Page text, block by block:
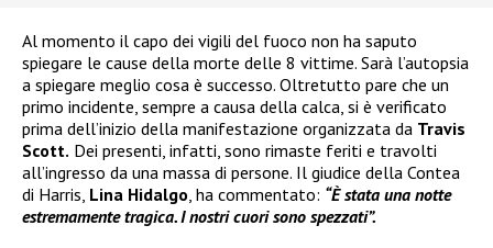
Al momento il capo dei vigili del fuoco non ha saputo
spiegare le cause della morte delle 8 vittime. Sarà l’autopsia
a spiegare meglio cosa è successo. Oltretutto pare che un
primo incidente, sempre a causa della calca, si è verificato
prima dell’inizio della manifestazione organizzata da Travis
Scott. Dei presenti, infatti, sono rimaste feriti e travolti
all’ingresso da una massa di persone. Il giudice della Contea
di Harris, Lina Hidalgo, ha commentato: “È stata una notte
estremamente tragica. I nostri cuori sono spezzati”.